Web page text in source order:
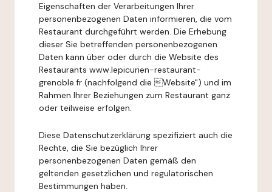
Eigenschaften der Verarbeitungen Ihrer
personenbezogenen Daten informieren, die vom
Restaurant durchgeführt werden. Die Erhebung
dieser Sie betreffenden personenbezogenen
Daten kann über oder durch die Website des
Restaurants www.lepicurien-restaurant-
grenoble.fr (nachfolgend die Website") und im
Rahmen Ihrer Beziehungen zum Restaurant ganz
oder teilweise erfolgen.
Diese Datenschutzerklärung spezifiziert auch die
Rechte, die Sie bezüglich Ihrer
personenbezogenen Daten gemäß den
geltenden gesetzlichen und regulatorischen
Bestimmungen haben.